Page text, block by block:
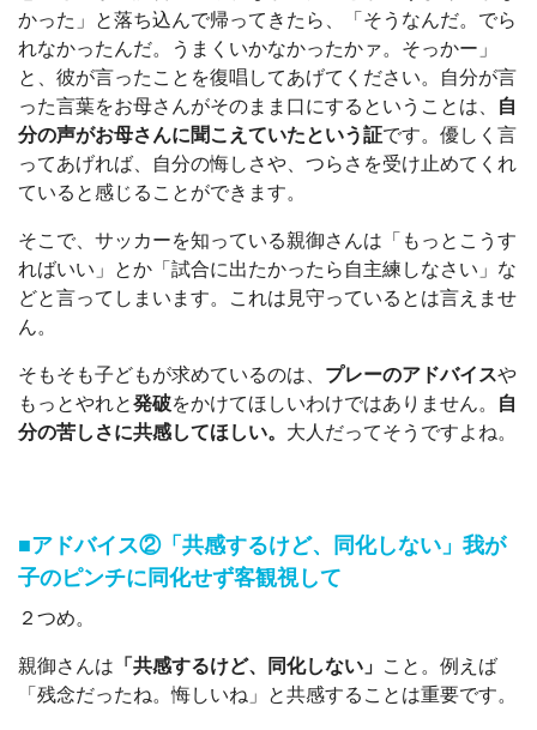
かった」と落ち込んで帰ってきたら、「そうなんだ。でら
れなかったんだ。うまくいかなかったかァ。そっかー」
と、彼が言ったことを復唱してあげてください。自分が言
った言葉をお母さんがそのまま口にするということは、
自
分の声がお母さんに聞こえていたという証です。優しく言
ってあげれば、自分の悔しさや、つらさを受け止めてくれ
ていると感じることができます。
そこで、サッカーを知っている親御さんは「もっとこうす
ればいい」とか「試合に出たかったら自主練しなさい」な
どと言ってしまいます。これは見守っているとは言えませ
ん。
そもそも子どもが求めているのは、 プレーのアドバイスや
もっとやれと発破をかけてほしいわけではありません。
自
分の苦しさに共感してほしい。 大人だってそうですよね。
■アドバイス②「共感するけど、同化しない」我が
子のピンチに同化せず客観視して
２つめ。
親御さんは 「共感するけど、同化しない」 こと。例えば
「残念だったね。悔しいね」と共感することは重要です。